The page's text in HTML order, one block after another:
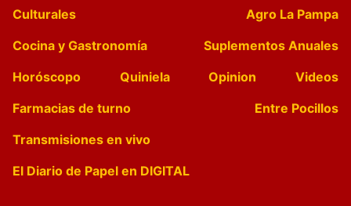
Culturales
Agro La Pampa
Cocina y Gastronomía
Suplementos Anuales
Horóscopo
Quiniela Opinion
Videos
Farmacias de turno
Entre Pocillos
Transmisiones en vivo
El Diario de Papel en DIGITAL